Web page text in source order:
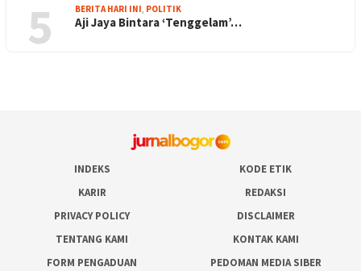
5 BERITA HARI INI, POLITIK
Aji Jaya Bintara ‘Tenggelam’…
INDEKS
KODE ETIK
KARIR
REDAKSI
PRIVACY POLICY
DISCLAIMER
TENTANG KAMI
KONTAK KAMI
FORM PENGADUAN
PEDOMAN MEDIA SIBER